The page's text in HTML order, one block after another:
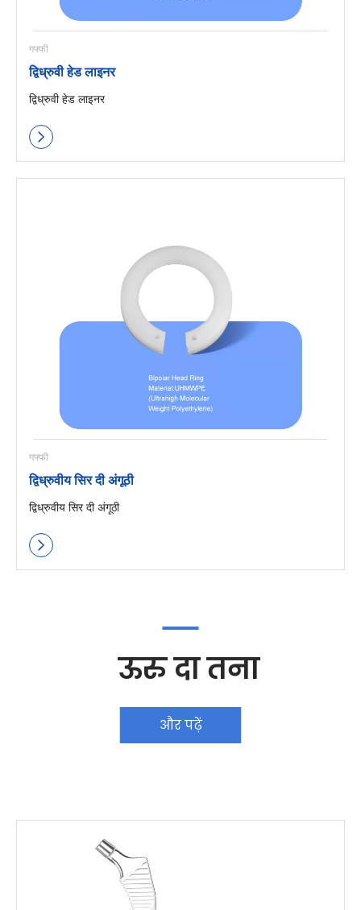
गफ्फी
द्विध्रुवी हेड लाइनर
द्विध्रुवी हेड लाइनर
गफ्फी
द्विध्रुवीय सिर दी अंगूठी
द्विध्रुवीय सिर दी अंगूठी
ऊरु दा तना
और पढ़ें